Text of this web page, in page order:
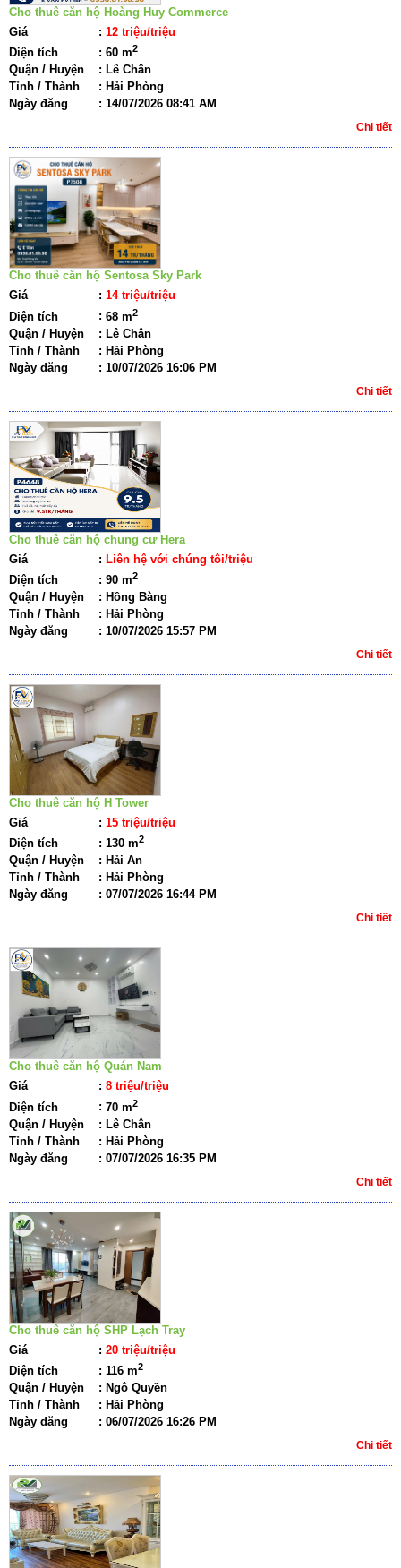
Cho thuê căn hộ Hoàng Huy Commerce
Giá
: 12 triệu/triệu
Diện tích
: 60 m2
Quận / Huyện : Lê Chân
Tỉnh / Thành
: Hải Phòng
Ngày đăng
: 14/07/2026 08:41 AM
Chi tiết
Cho thuê căn hộ Sentosa Sky Park
Giá
: 14 triệu/triệu
Diện tích
: 68 m2
Quận / Huyện : Lê Chân
Tỉnh / Thành
: Hải Phòng
Ngày đăng
: 10/07/2026 16:06 PM
Chi tiết
Cho thuê căn hộ chung cư Hera
Giá
: Liên hệ với chúng tôi/triệu
Diện tích
: 90 m2
Quận / Huyện : Hồng Bàng
Tỉnh / Thành
: Hải Phòng
Ngày đăng
: 10/07/2026 15:57 PM
Chi tiết
Cho thuê căn hộ H Tower
Giá
: 15 triệu/triệu
Diện tích
: 130 m2
Quận / Huyện : Hải An
Tỉnh / Thành
: Hải Phòng
Ngày đăng
: 07/07/2026 16:44 PM
Chi tiết
Cho thuê căn hộ Quán Nam
Giá
: 8 triệu/triệu
Diện tích
: 70 m2
Quận / Huyện : Lê Chân
Tỉnh / Thành
: Hải Phòng
Ngày đăng
: 07/07/2026 16:35 PM
Chi tiết
Cho thuê căn hộ SHP Lạch Tray
Giá
: 20 triệu/triệu
Diện tích
: 116 m2
Quận / Huyện : Ngô Quyền
Tỉnh / Thành
: Hải Phòng
Ngày đăng
: 06/07/2026 16:26 PM
Chi tiết